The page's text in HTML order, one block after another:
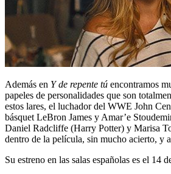
Además en Y de repente tú encontramos
papeles de personalidades que son
estos lares, el luchador del WWE John
básquet LeBron James y Amar’e
Daniel Radcliffe (Harry Potter) y Marisa
dentro de la película, sin mucho acierto, y
Su estreno en las salas españolas es el 14